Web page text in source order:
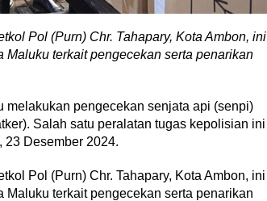
Pol (Purn) Chr. Tahapary, Kota Ambon, ini
terkait pengecekan serta penarikan
pengecekan senjata api (senpi)
Salah satu peralatan tugas kepolisian ini
Desember 2024.
Pol (Purn) Chr. Tahapary, Kota Ambon, ini
terkait pengecekan serta penarikan